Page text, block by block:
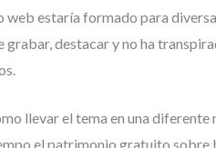
web estaría formado para
grabar, destacar y no ha
llevar el tema en una
el patrimonio gratuito